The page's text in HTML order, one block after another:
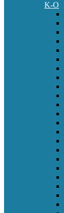
K-O